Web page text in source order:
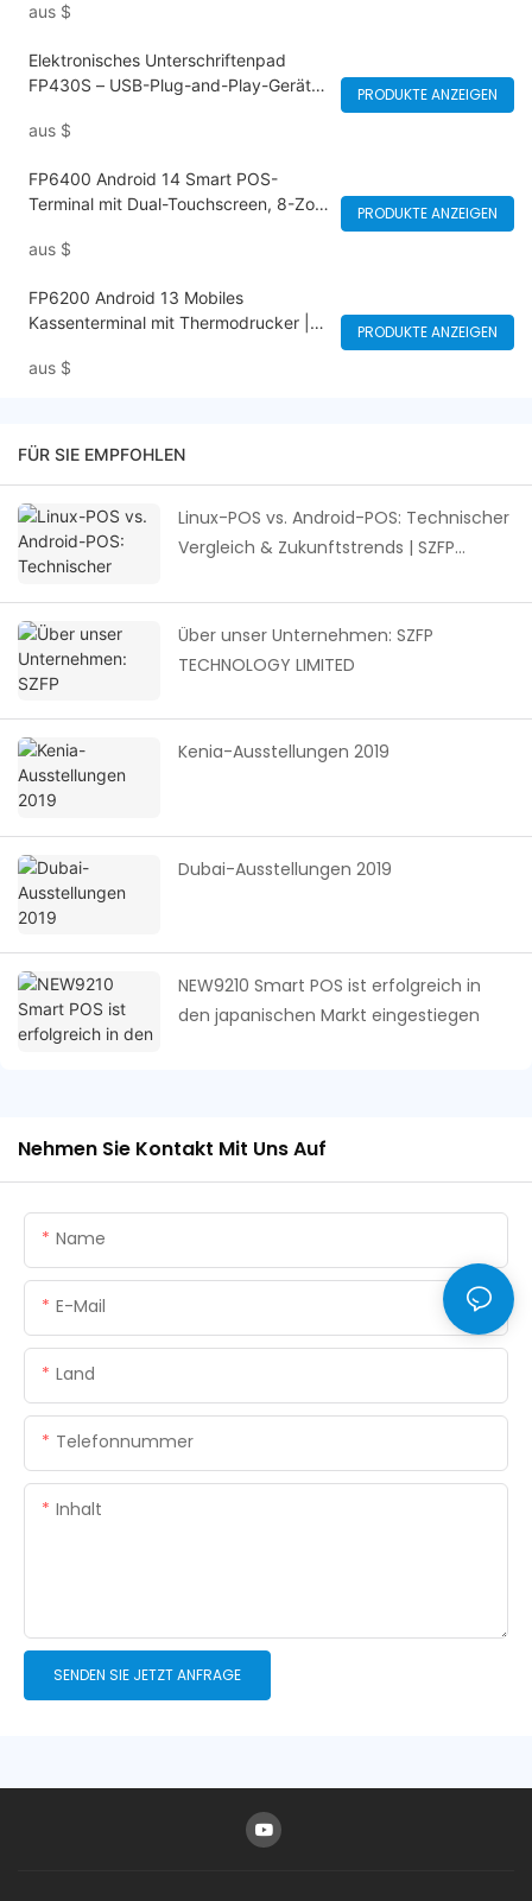
Design für ganztägige
Lebensmittellieferungen, Einzelhandel,
Markthandel, Pop-up-Shops
aus $
Elektronisches Unterschriftenpad
FP430S – USB-Plug-and-Play-Gerät
Laptop, sicher und konform |
Verträge, Lieferungen und
Rechtsdokumente
aus $
PRODUKTE ANZEIGEN
FP6400 Android 14 Smart POS-
Terminal mit Dual-Touchscreen, 8-Zoll-
Konnektivität
aus $
PRODUKTE ANZEIGEN
FP6200 Android 13 Mobiles
Kassenterminal mit Thermodrucker |
mit 4G/WLAN/Bluetooth, QR- und
Kamera
aus $
PRODUKTE ANZEIGEN
FÜR SIE EMPFOHLEN
Linux-POS vs. Android-POS: Technischer
Vergleich & Zukunftstrends | SZFP
Über unser Unternehmen: SZFP
TECHNOLOGY LIMITED
Kenia-Ausstellungen 2019
Dubai-Ausstellungen 2019
NEW9210 Smart POS ist erfolgreich in
den japanischen Markt eingestiegen
Nehmen Sie Kontakt Mit Uns Auf
Name
E-Mail
Land
Telefonnummer
Inhalt
SENDEN SIE JETZT ANFRAGE